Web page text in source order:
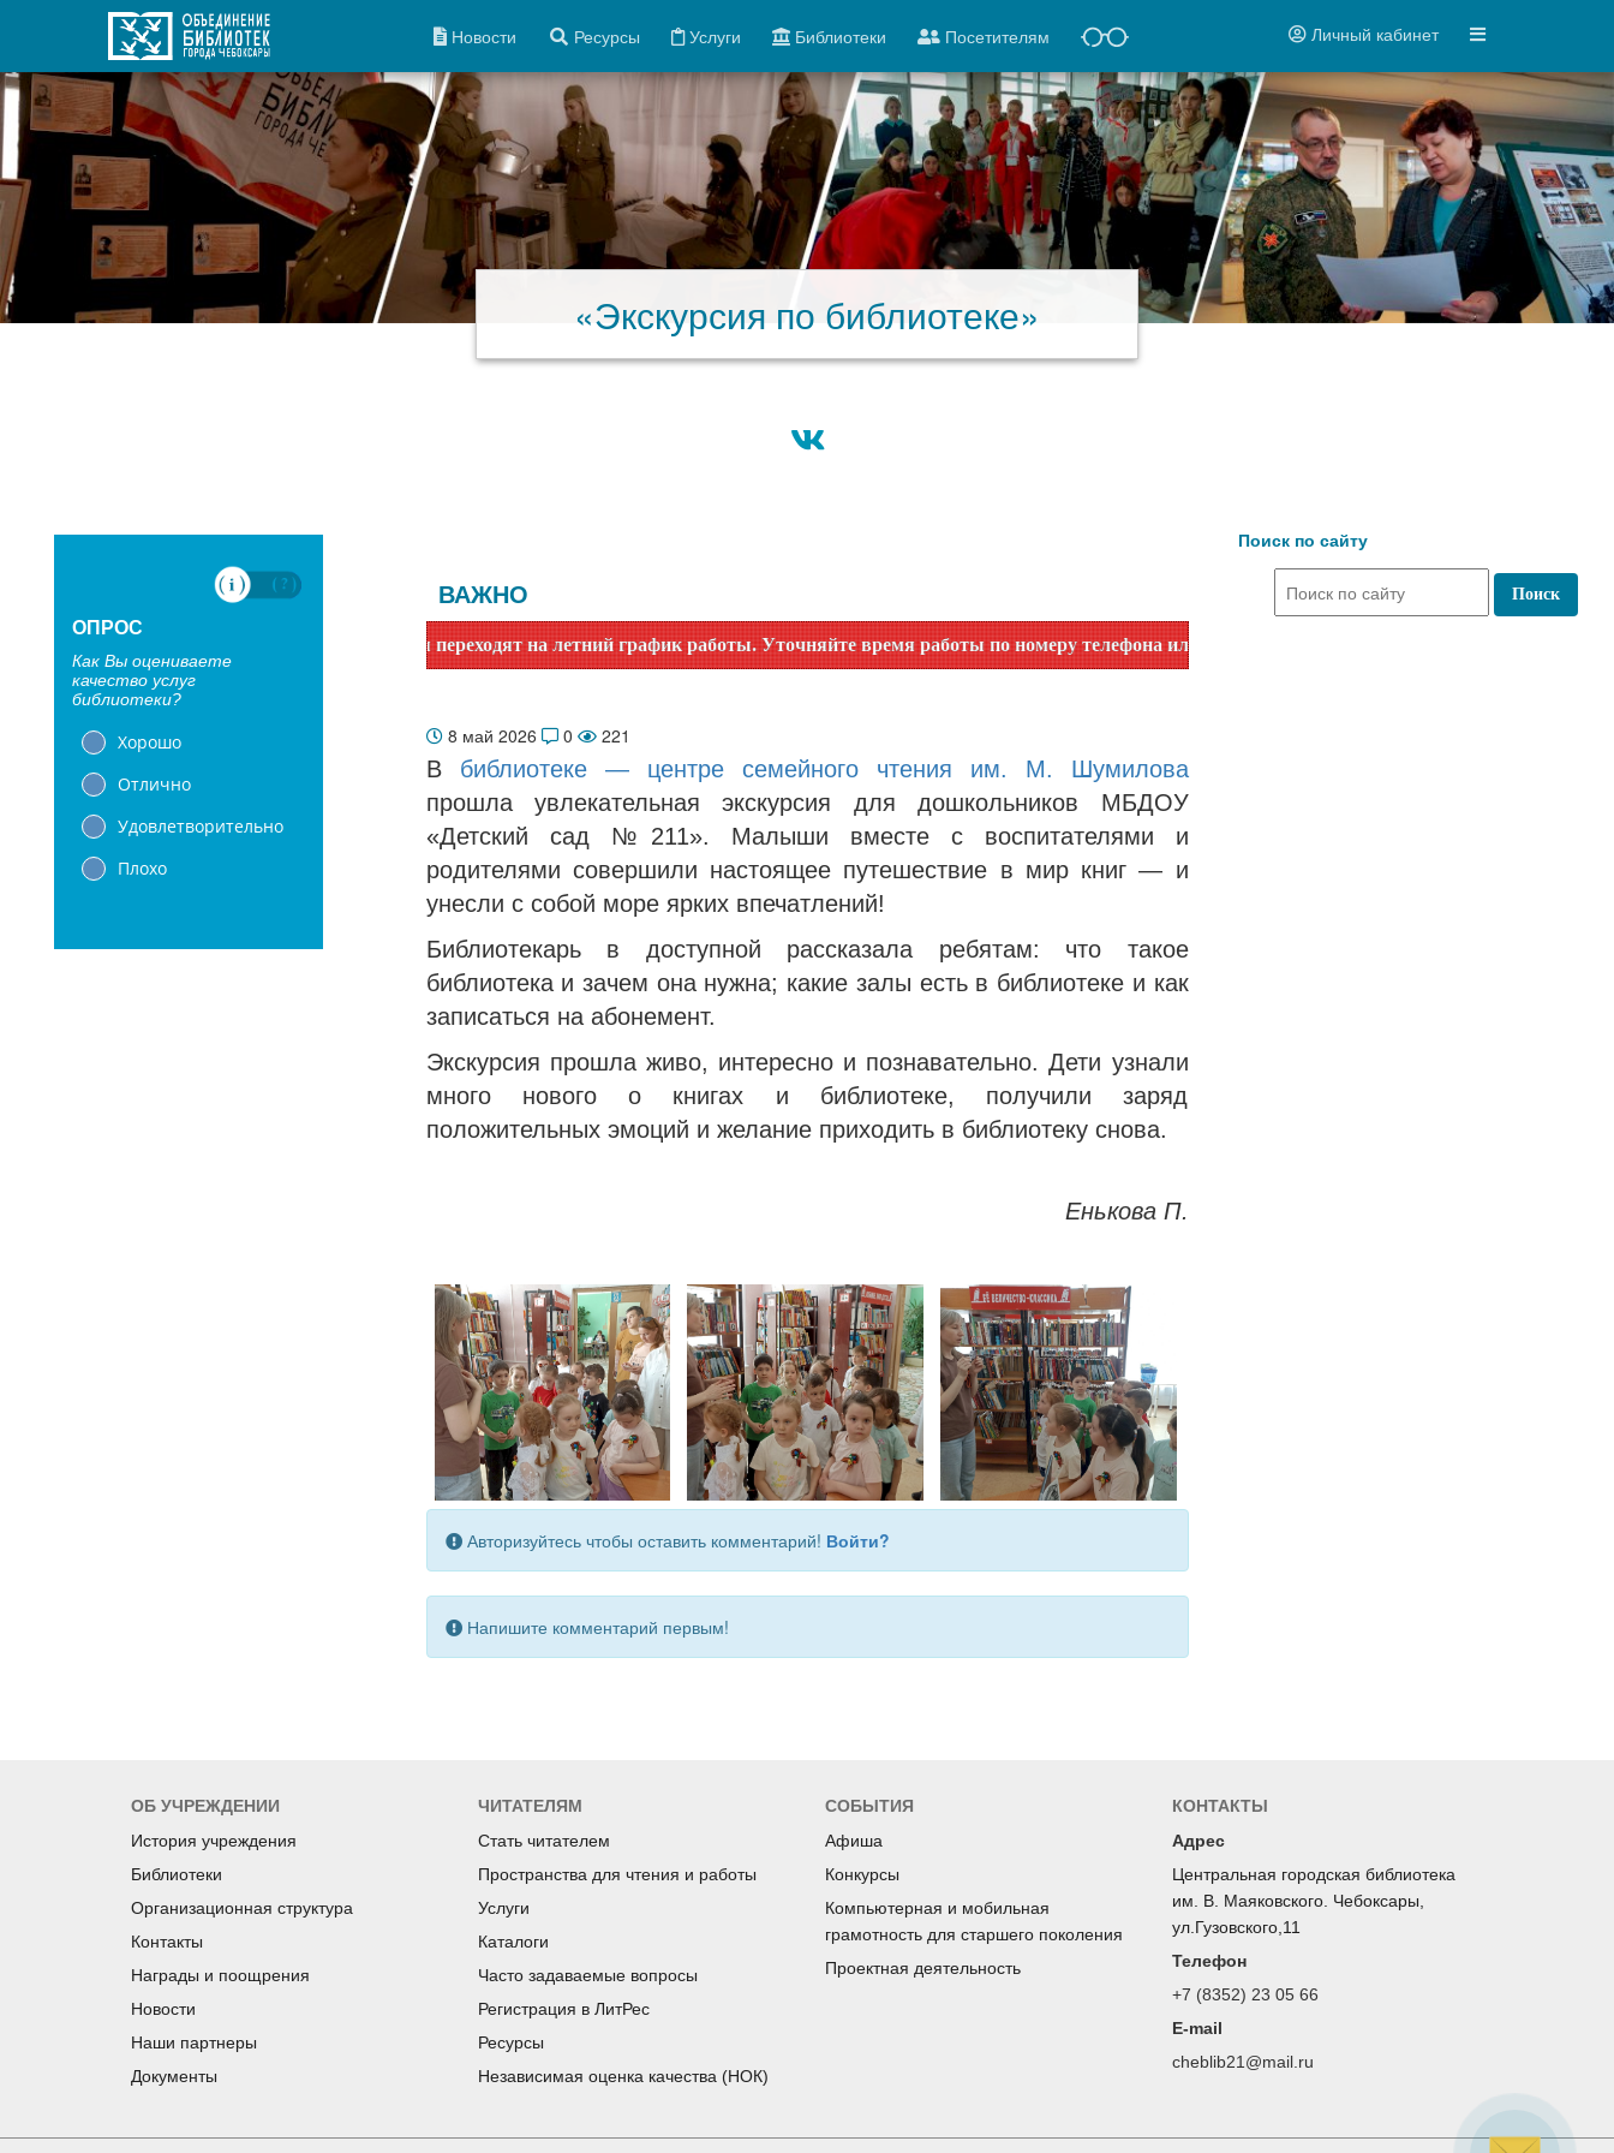
Новости Ресурсы Услуги Библиотеки Посетителям Личный кабинет
«Экскурсия по библиотеке»
ОПРОС
Как Вы оцениваете
качество услуг
библиотеки?
Хорошо
Отлично
Удовлетворительно
Плохо
ВАЖНО
Сообщаем, что библиотеки с 1 июня переходят на летний график работы. Уточняйте время работы по номеру телефона или на сайте в разделе "Библиотеки"!
8 май 2026 0 221
​​​​В библиотеке — центре семейного чтения им. М. Шумилова
прошла увлекательная экскурсия для дошкольников МБДОУ
«Детский сад №211». Малыши вместе с воспитателями и
родителями совершили настоящее путешествие в мир книг — и
унесли с собой море ярких впечатлений!
Библиотекарь в доступной рассказала ребятам: что такое
библиотека и зачем она нужна; какие залы есть в библиотеке и как
записаться на абонемент.
Экскурсия прошла живо, интересно и познавательно. Дети узнали
много нового о книгах и библиотеке, получили заряд
положительных эмоций и желание приходить в библиотеку снова.
Енькова П.
Авторизуйтесь чтобы оставить комментарий! Войти?
Напишите комментарий первым!
Поиск по сайту
ОБ УЧРЕЖДЕНИИ
История учреждения
Библиотеки
Организационная структура
Контакты
Награды и поощрения
Новости
Наши партнеры
Документы
ЧИТАТЕЛЯМ
Стать читателем
Пространства для чтения и работы
Услуги
Каталоги
Часто задаваемые вопросы
Регистрация в ЛитРес
Ресурсы
Независимая оценка качества (НОК)
СОБЫТИЯ
Афиша
Конкурсы
Компьютерная и мобильная
грамотность для старшего поколения
Проектная деятельность
КОНТАКТЫ
Адрес
Центральная городская библиотека
им. В. Маяковского. Чебоксары,
ул.Гузовского,11
Телефон
+7 (8352) 23 05 66
E-mail
cheblib21@mail.ru